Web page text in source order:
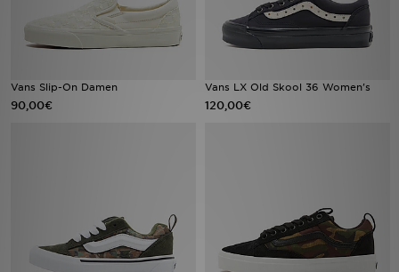
Vans Slip-On Damen
90,00€
Vans LX Old Skool 36 Women's
120,00€
Meine Nachrichten
Trending Styles